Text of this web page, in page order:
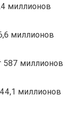
миллионов
миллионов
587 миллионов
миллионов